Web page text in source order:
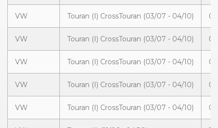
VW Touran (I) CrossTouran (03/07 - 04/10)
VW Touran (I) CrossTouran (03/07 - 04/10)
VW Touran (I) CrossTouran (03/07 - 04/10)
VW Touran (I) CrossTouran (03/07 - 04/10)
VW Touran (I) CrossTouran (03/07 - 04/10)